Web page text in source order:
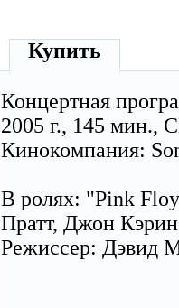
Купить
Концертная
2005 г., 145 мин.,
Кинокомпания:
В ролях: "Pink
Пратт, Джон
Режиссер: Дэвид